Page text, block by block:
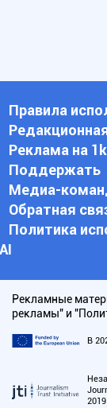
Правила
Реклама на
Поддержать
Медиа-
Обратная
Политика
АI
Рекламные
рекламы" и
В
2019